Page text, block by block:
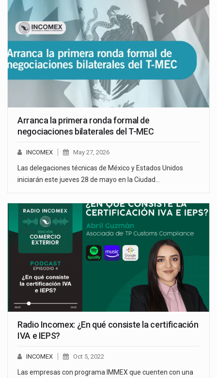
Arranca la primera ronda formal de
negociaciones bilaterales del T-MEC
INCOMEX May 27, 2026
Las delegaciones técnicas de México y Estados Unidos
iniciarán este jueves 28 de mayo en la Ciudad…
Radio Incomex: ¿En qué consiste la certificación
IVA e IEPS?
INCOMEX Oct 5, 2022
Las empresas con programa IMMEX que cuenten con una